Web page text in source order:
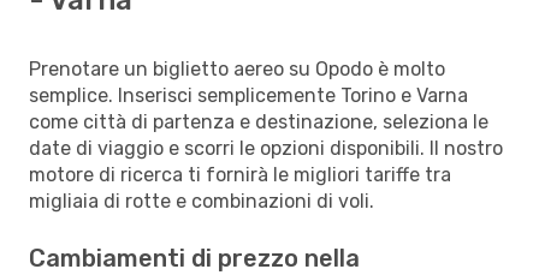
Prenotare un biglietto aereo su Opodo è molto
semplice. Inserisci semplicemente Torino e Varna
come città di partenza e destinazione, seleziona le
date di viaggio e scorri le opzioni disponibili. Il nostro
motore di ricerca ti fornirà le migliori tariffe tra
migliaia di rotte e combinazioni di voli.
Cambiamenti di prezzo nella